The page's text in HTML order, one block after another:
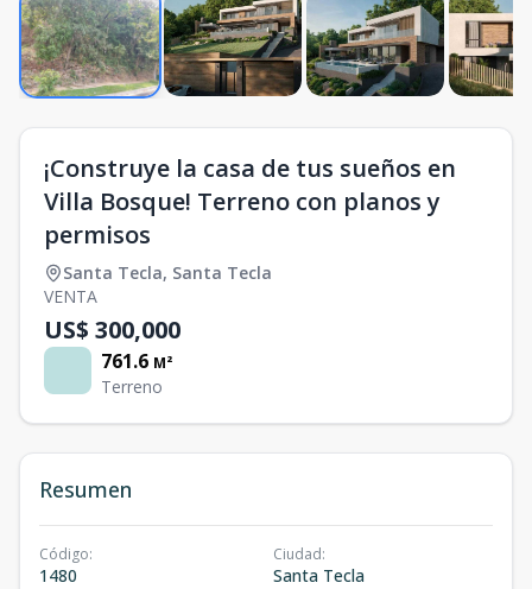
¡Construye la casa de tus sueños en
Villa Bosque! Terreno con planos y
permisos
Santa Tecla, Santa Tecla
VENTA
US$ 300,000
761.6 M²
Terreno
Resumen
Código:
1480
Ciudad:
Santa Tecla